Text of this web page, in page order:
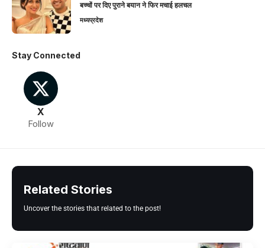
बच्चों पर दिए पुराने बयान ने फिर मचाई हलचल
मध्यप्रदेश
Stay Connected
X
Follow
Related Stories
Uncover the stories that related to the post!